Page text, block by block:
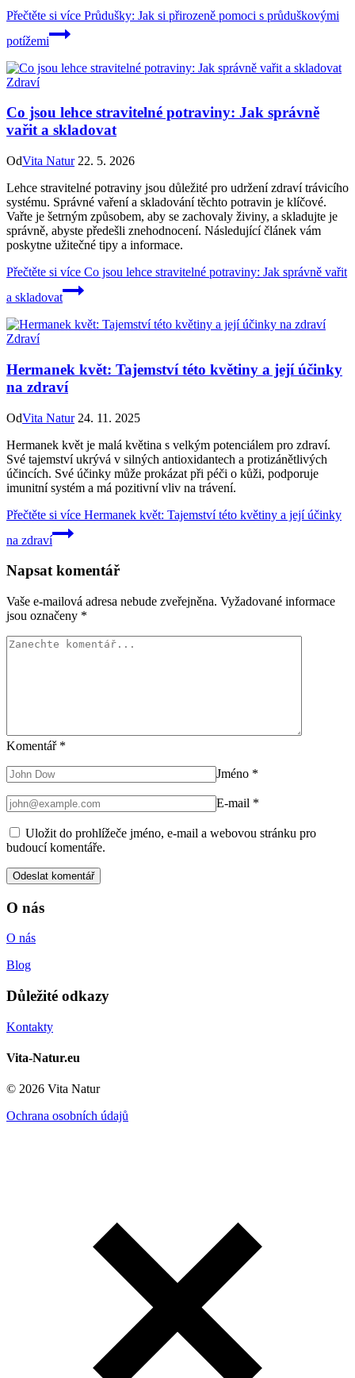
Přečtěte si více Průdušky: Jak si přirozeně pomoci s průduškovými
potížemi
Zdraví
Co jsou lehce stravitelné potraviny: Jak správně
vařit a skladovat
OdVita Natur 22. 5. 2026
Lehce stravitelné potraviny jsou důležité pro udržení zdraví trávicího
systému. Správné vaření a skladování těchto potravin je klíčové.
Vařte je šetrným způsobem, aby se zachovaly živiny, a skladujte je
správně, abyste předešli znehodnocení. Následující článek vám
poskytne užitečné tipy a informace.
Přečtěte si více Co jsou lehce stravitelné potraviny: Jak správně vařit
a skladovat
Zdraví
Hermanek květ: Tajemství této květiny a její účinky
na zdraví
OdVita Natur 24. 11. 2025
Hermanek květ je malá květina s velkým potenciálem pro zdraví.
Své tajemství ukrývá v silných antioxidantech a protizánětlivých
účincích. Své účinky může prokázat při péči o kůži, podporuje
imunitní systém a má pozitivní vliv na trávení.
Přečtěte si více Hermanek květ: Tajemství této květiny a její účinky
na zdraví
Napsat komentář
Vaše e-mailová adresa nebude zveřejněna. Vyžadované informace
jsou označeny *
Komentář *
Jméno *
E-mail *
Uložit do prohlížeče jméno, e-mail a webovou stránku pro
budoucí komentáře.
O nás
O nás
Blog
Důležité odkazy
Kontakty
Vita-Natur.eu
© 2026 Vita Natur
Ochrana osobních údajů